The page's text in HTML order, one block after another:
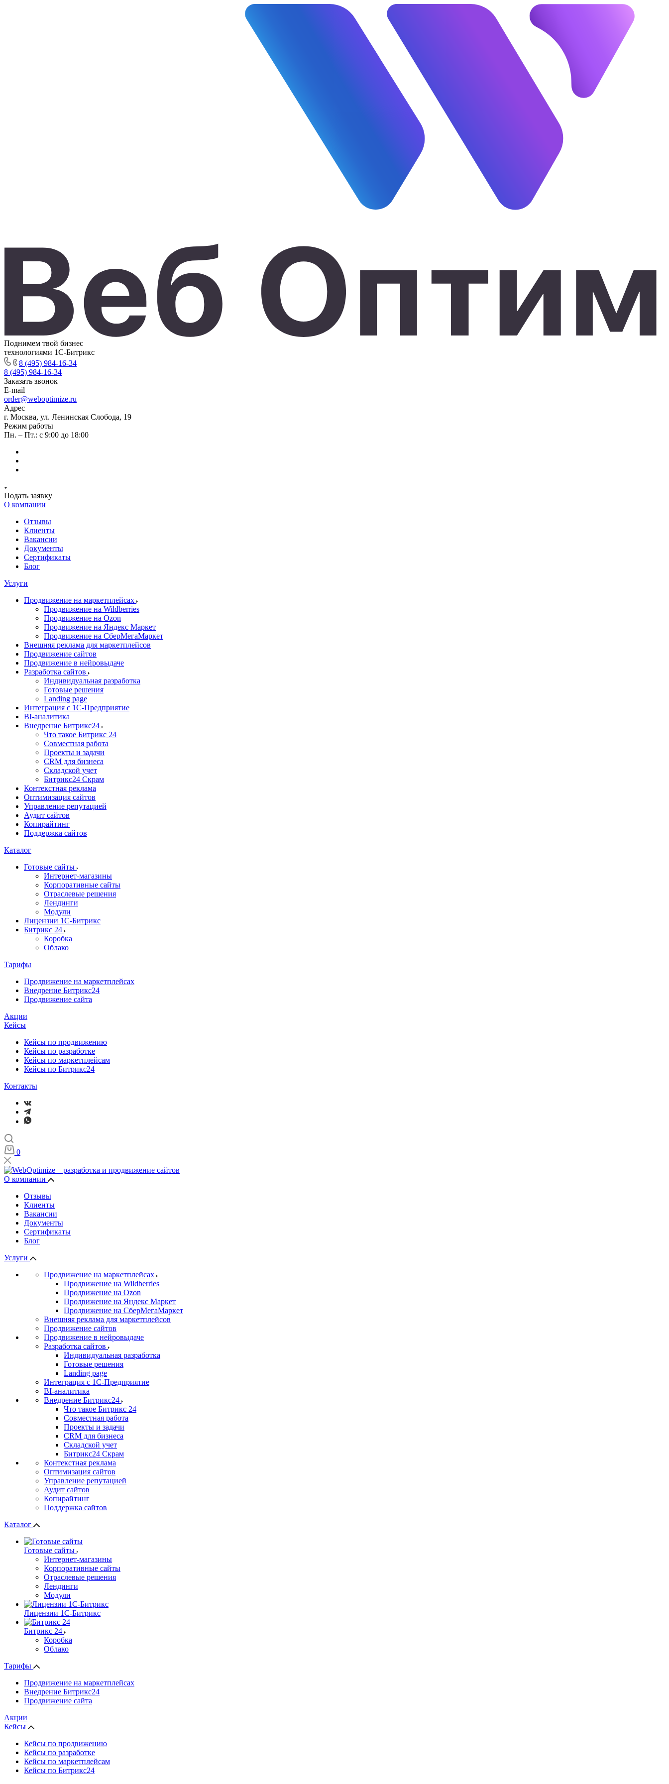
Поднимем твой бизнес
технологиями 1С-Битрикс
8 (495) 984-16-34
8 (495) 984-16-34
Заказать звонок
E-mail
order@weboptimize.ru
Адрес
г. Москва, ул. Ленинская Слобода, 19
Режим работы
Пн. – Пт.: с 9:00 до 18:00
Подать заявку
О компании
Отзывы
Клиенты
Вакансии
Документы
Сертификаты
Блог
Услуги
Продвижение на маркетплейсах
Продвижение на Wildberries
Продвижение на Ozon
Продвижение на Яндекс Маркет
Продвижение на СберМегаМаркет
Внешняя реклама для маркетплейсов
Продвижение сайтов
Продвижение в нейровыдаче
Разработка сайтов
Индивидуальная разработка
Готовые решения
Landing page
Интеграция с 1С-Предприятие
BI-аналитика
Внедрение Битрикс24
Что такое Битрикс 24
Совместная работа
Проекты и задачи
СRМ для бизнеса
Складской учет
Битрикс24 Скрам
Контекстная реклама
Оптимизация сайтов
Управление репутацией
Аудит сайтов
Копирайтинг
Поддержка сайтов
Каталог
Готовые сайты
Интернет-магазины
Корпоративные сайты
Отраслевые решения
Лендинги
Модули
Лицензии 1С-Битрикс
Битрикс 24
Коробка
Облако
Тарифы
Продвижение на маркетплейсах
Внедрение Битрикс24
Продвижение сайта
Акции
Кейсы
Кейсы по продвижению
Кейсы по разработке
Кейсы по маркетплейсам
Кейсы по Битрикс24
Контакты
0
О компании
Отзывы
Клиенты
Вакансии
Документы
Сертификаты
Блог
Услуги
Продвижение на маркетплейсах
Продвижение на Wildberries
Продвижение на Ozon
Продвижение на Яндекс Маркет
Продвижение на СберМегаМаркет
Внешняя реклама для маркетплейсов
Продвижение сайтов
Продвижение в нейровыдаче
Разработка сайтов
Индивидуальная разработка
Готовые решения
Landing page
Интеграция с 1С-Предприятие
BI-аналитика
Внедрение Битрикс24
Что такое Битрикс 24
Совместная работа
Проекты и задачи
СRМ для бизнеса
Складской учет
Битрикс24 Скрам
Контекстная реклама
Оптимизация сайтов
Управление репутацией
Аудит сайтов
Копирайтинг
Поддержка сайтов
Каталог
Готовые сайты
Интернет-магазины
Корпоративные сайты
Отраслевые решения
Лендинги
Модули
Лицензии 1С-Битрикс
Битрикс 24
Коробка
Облако
Тарифы
Продвижение на маркетплейсах
Внедрение Битрикс24
Продвижение сайта
Акции
Кейсы
Кейсы по продвижению
Кейсы по разработке
Кейсы по маркетплейсам
Кейсы по Битрикс24